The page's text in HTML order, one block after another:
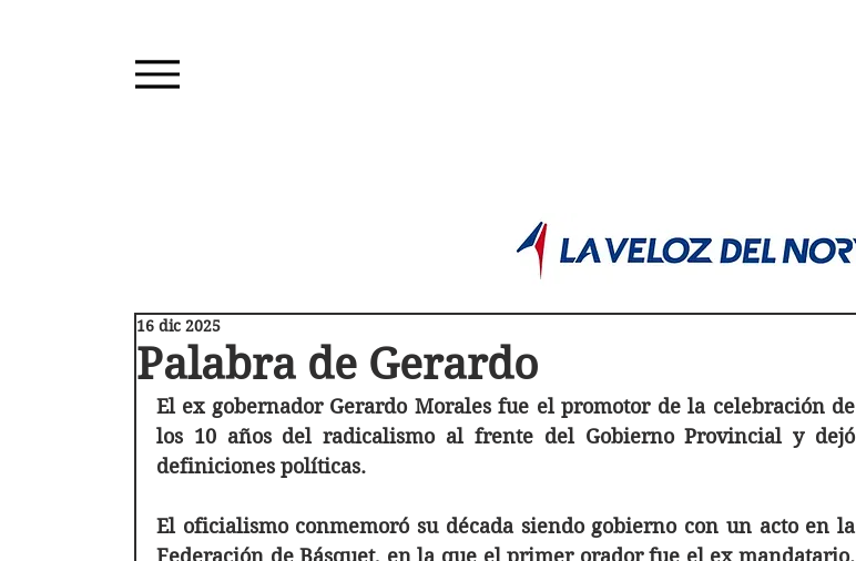
Palabra de Gerardo
16 dic 2025
El ex gobernador Gerardo Morales fue el promotor de la celebración de
los 10 años del radicalismo al frente del Gobierno Provincial y dejó
definiciones políticas.
El oficialismo conmemoró su década siendo gobierno con un acto en la
Federación de Básquet, en la que el primer orador fue el ex mandatario.